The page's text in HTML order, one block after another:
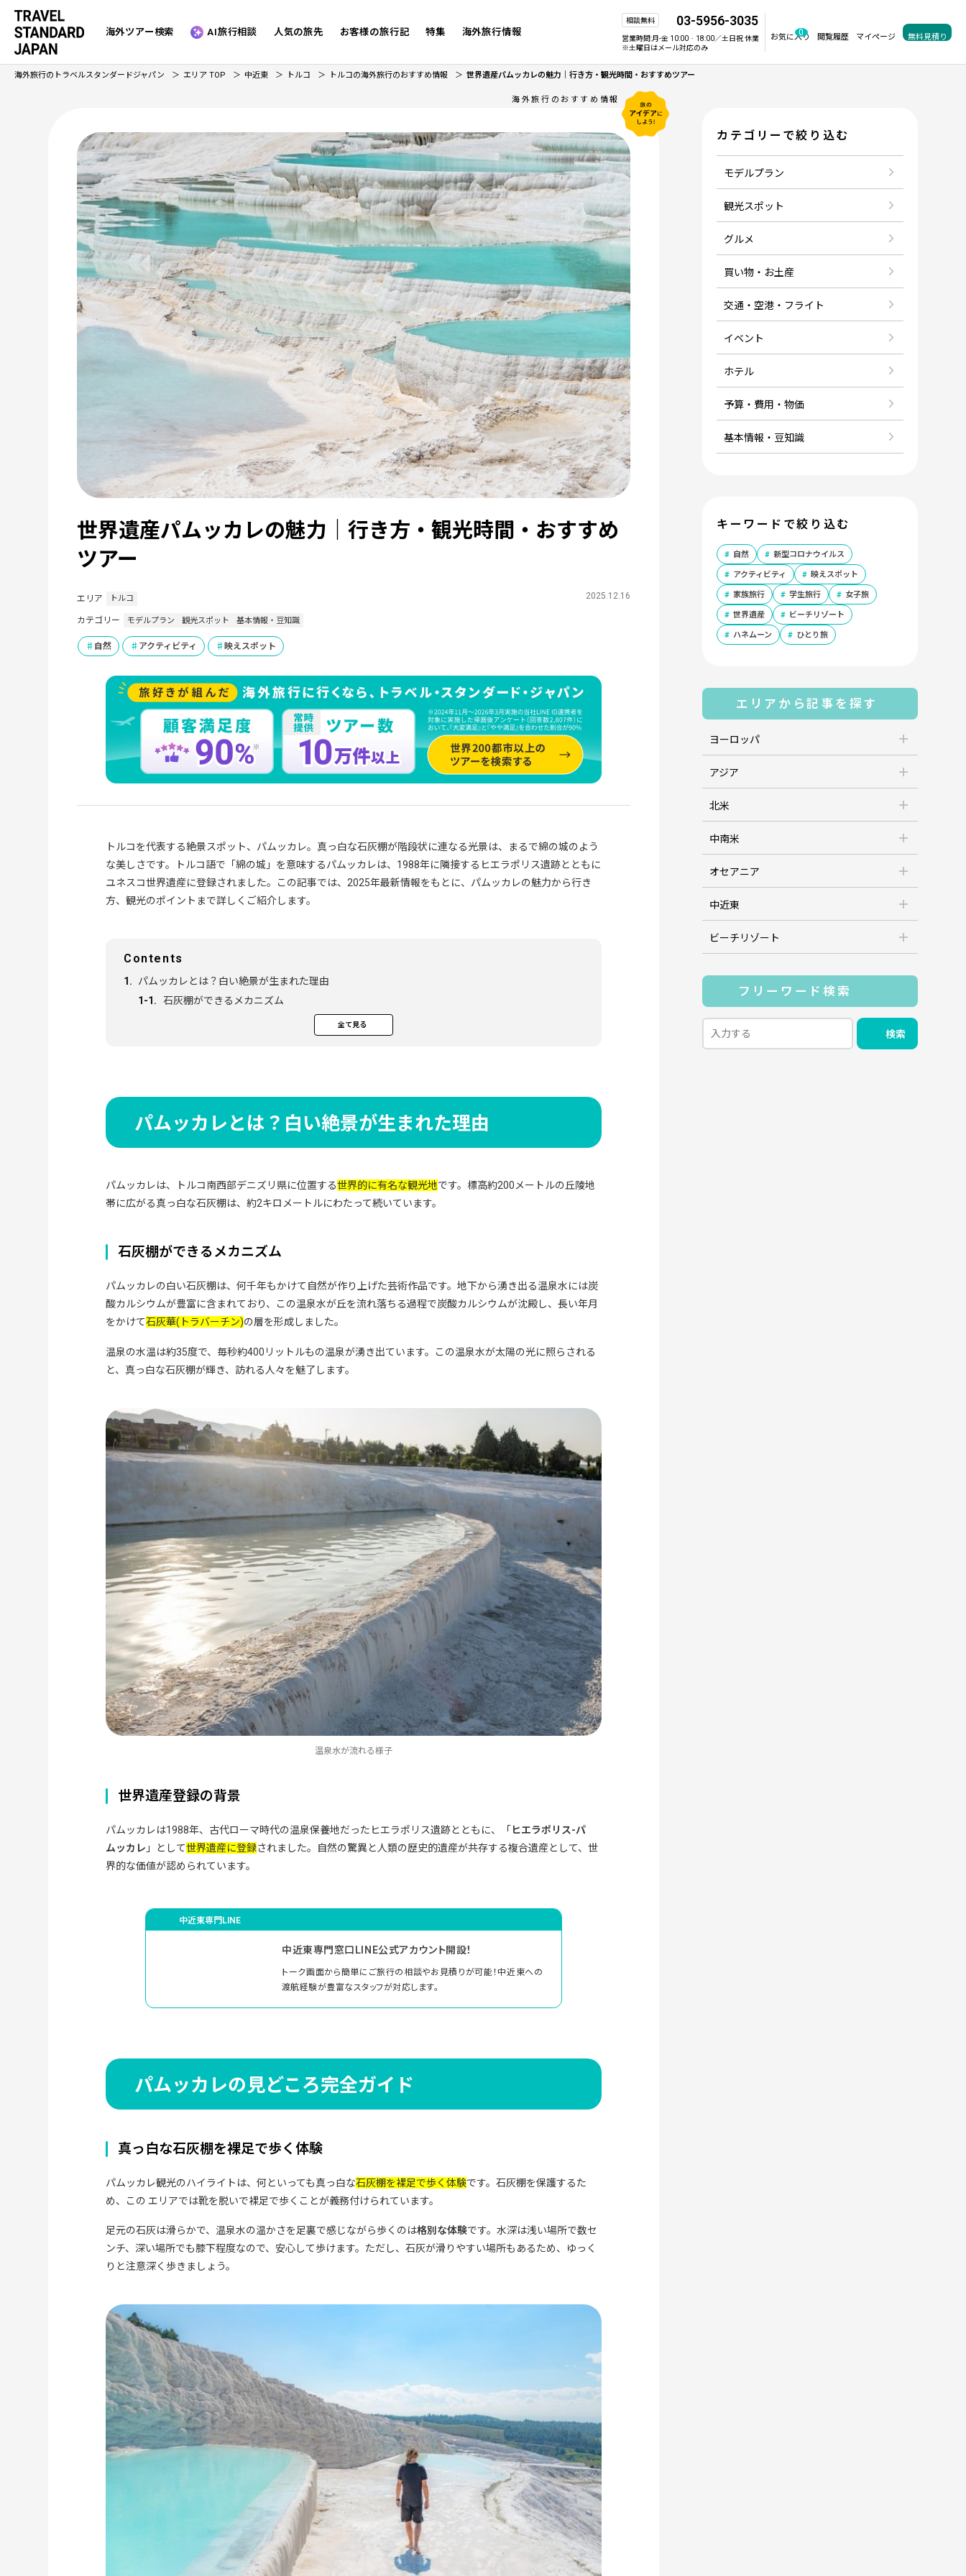
海外ツアー検索 AI旅行相談 人気の旅先 お客様の旅行記 特集 海外旅行情報
相談無料 03-5956-3035
営業時間:月-金 10:00‐18:00／土日祝 休業
※土曜日はメール対応のみ
お気に入り
0 閲覧履歴 マイページ 無料見積り
海外旅行のトラベルスタンダードジャパン エリア TOP 中近東 トルコ トルコの海外旅行のおすすめ情報 世界遺産パムッカレの魅力｜行き方・観光時間・おすすめツアー
海外旅行のおすすめ情報
世界遺産パムッカレの魅力｜行き方・観光時間・おすすめ
ツアー
2025.12.16
エリア トルコ
カテゴリー モデルプラン 観光スポット 基本情報・豆知識
自然 アクティビティ 映えスポット
トルコを代表する絶景スポット、パムッカレ。真っ白な石灰棚が階段状に連なる光景は、まるで綿の城のよう
な美しさです。トルコ語で「綿の城」を意味するパムッカレは、1988年に隣接するヒエラポリス遺跡とともに
ユネスコ世界遺産に登録されました。この記事では、2025年最新情報をもとに、パムッカレの魅力から行き
方、観光のポイントまで詳しくご紹介します。
Contents
パムッカレとは？白い絶景が生まれた理由
石灰棚ができるメカニズム
アンティーク・プール(クレオパトラの温泉)
パムッカレへの行き方
服装と持ち物
パムッカレ周辺の観光スポット
デニズリの街
ラオディキア遺跡
パムッカレを含むおすすめ観光ルート
トルコ周遊の王道ルート
パムッカレ観光の実際の体験談
パムッカレツアーの選び方
個人旅行 vs ツアー旅行
日帰りツアー vs 宿泊ツアー
パムッカレ観光のベストシーズン
春(3月〜5月)
夏(6月〜8月)
秋(9月〜11月)
冬(12月〜2月)
パムッカレ近郊のおすすめホテル
石灰棚が見えるホテル
デニズリ市内のホテル
パムッカレで食べたいトルコ料理
デニズリ地方の郷土料理
トルコの定番料理
パムッカレ観光の予算目安
入場料金(2025年現在)
ツアー料金の目安
トルコ旅行はトラベル・スタンダード・ジャパンにおまかせ
当社のトルコツアーはアレンジ自由自在！
全て見る
パムッカレとは？白い絶景が生まれた理由
パムッカレは、トルコ南西部デニズリ県に位置する世界的に有名な観光地です。標高約200メートルの丘陵地
帯に広がる真っ白な石灰棚は、約2キロメートルにわたって続いています。
石灰棚ができるメカニズム
パムッカレの白い石灰棚は、何千年もかけて自然が作り上げた芸術作品です。地下から湧き出る温泉水には炭
酸カルシウムが豊富に含まれており、この温泉水が丘を流れ落ちる過程で炭酸カルシウムが沈殿し、長い年月
をかけて石灰華(トラバーチン)の層を形成しました。
温泉の水温は約35度で、毎秒約400リットルもの温泉が湧き出ています。この温泉水が太陽の光に照らされる
と、真っ白な石灰棚が輝き、訪れる人々を魅了します。
温泉水が流れる様子
世界遺産登録の背景
パムッカレは1988年、古代ローマ時代の温泉保養地だったヒエラポリス遺跡とともに、「 ヒエラポリス-パ
ムッカレ 」として世界遺産に登録されました。自然の驚異と人類の歴史的遺産が共存する複合遺産として、世
界的な価値が認められています。
中近東専門LINE
中近東専門窓口LINE公式アカウント開設！
トーク画面から簡単にご旅行の相談やお見積りが可能！中近東への
渡航経験が豊富なスタッフが対応します。
パムッカレの見どころ完全ガイド
真っ白な石灰棚を裸足で歩く体験
パムッカレ観光のハイライトは、何といっても真っ白な石灰棚を裸足で歩く体験です。石灰棚を保護するた
め、この エリアでは靴を脱いで裸足で歩くことが義務付けられています。
足元の石灰は滑らかで、温泉水の温かさを足裏で感じながら歩くのは格別な体験です。水深は浅い場所で数セ
ンチ、深い場所でも膝下程度なので、安心して歩けます。ただし、石灰が滑りやすい場所もあるため、ゆっく
りと注意深く歩きましょう。
カテゴリーで絞り込む
モデルプラン
観光スポット
グルメ
買い物・お土産
交通・空港・フライト
イベント
ホテル
予算・費用・物価
基本情報・豆知識
キーワードで絞り込む
自然 新型コロナウイルス
アクティビティ 映えスポット
家族旅行 学生旅行 女子旅
世界遺産 ビーチリゾート
ハネムーン ひとり旅
エリアから記事を探す
ヨーロッパ
アジア
北米
中南米
オセアニア
中近東
ビーチリゾート
フリーワード検索
検索